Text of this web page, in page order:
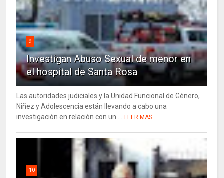
9
Investigan Abuso Sexual de menor en
el hospital de Santa Rosa
Las autoridades judiciales y la Unidad Funcional de Género,
Niñez y Adolescencia están llevando a cabo una
investigación en relación con un ...
LEER MAS
10